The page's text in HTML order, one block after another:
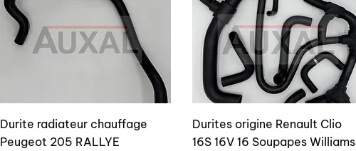
Durite radiateur chauffage
Peugeot 205 RALLYE
Durites origine Renault Clio
16S 16V 16 Soupapes Williams